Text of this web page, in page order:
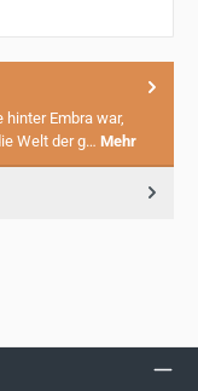
Embra war,
Welt der g… Mehr